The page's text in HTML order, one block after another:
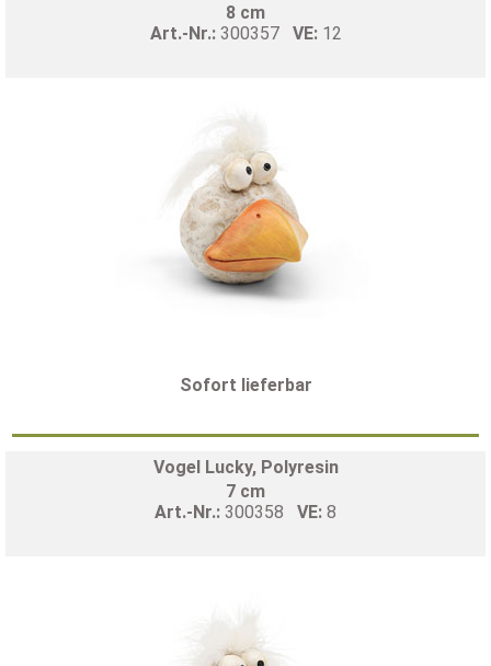
8 cm
Art.-Nr.: 300357 VE: 12
Sofort lieferbar
Vogel Lucky, Polyresin
7 cm
Art.-Nr.: 300358 VE: 8